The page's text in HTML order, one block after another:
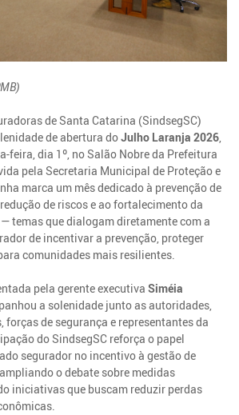
de Santa Catarina (SindsegSC)
de abertura doJulho Laranja 2026,
feira, dia 1º, no Salão Nobre da Prefeitura
pela Secretaria Municipal de Proteção e
marca um mês dedicado à prevenção de
de riscos e ao fortalecimento da
temas que dialogam diretamente com a
de incentivar a prevenção, proteger
comunidades mais resilientes.
pela gerente executivaSiméia
a solenidade junto as autoridades,
de segurança e representantes da
do SindsegSC reforça o papel
segurador no incentivo à gestão de
o debate sobre medidas
iniciativas que buscam reduzir perdas